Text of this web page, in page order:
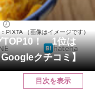
TOP10！ 1位は
クチコミ】
PIXTA （画像はイメージです）
hatena
目次を表示